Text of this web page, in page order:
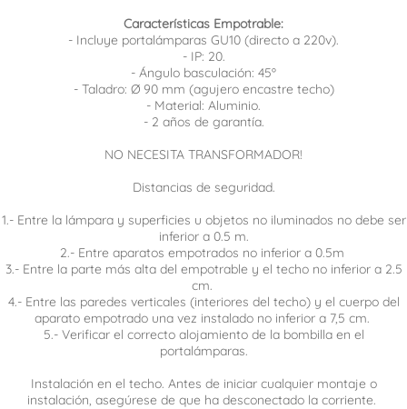
Características Empotrable:
- Incluye portalámparas GU10 (directo a 220v).
- IP: 20.
- Ángulo basculación: 45º
- Taladro: Ø 90 mm (agujero encastre techo)
- Material: Aluminio.
- 2 años de garantía.
NO NECESITA TRANSFORMADOR!
Distancias de seguridad.
1.- Entre la lámpara y superficies u objetos no iluminados no debe ser
inferior a 0.5 m.
2.- Entre aparatos empotrados no inferior a 0.5m
3.- Entre la parte más alta del empotrable y el techo no inferior a 2.5
cm.
4.- Entre las paredes verticales (interiores del techo) y el cuerpo del
aparato empotrado una vez instalado no inferior a 7,5 cm.
5.- Verificar el correcto alojamiento de la bombilla en el
portalámparas.
Instalación en el techo. Antes de iniciar cualquier montaje o
instalación, asegúrese de que ha desconectado la corriente.